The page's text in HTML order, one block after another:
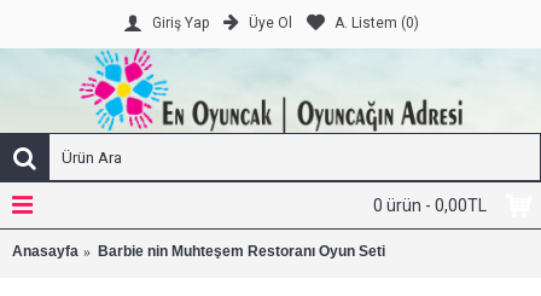
Giriş Yap Üye Ol A. Listem (0)
0 ürün - 0,00TL
Anasayfa Barbie nin Muhteşem Restoranı Oyun Seti